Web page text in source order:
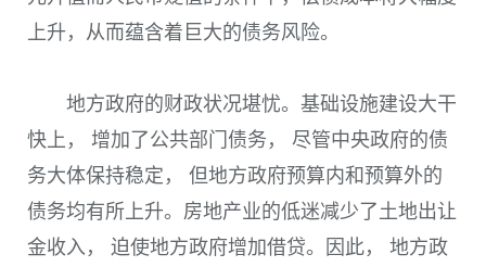
上升，从而蕴含着巨大的债务风险。
地方政府的财政状况堪忧。基础设施建设大干
快上， 增加了公共部门债务， 尽管中央政府的债
务大体保持稳定， 但地方政府预算内和预算外的
债务均有所上升。房地产业的低迷减少了土地出让
金收入， 迫使地方政府增加借贷。因此， 地方政